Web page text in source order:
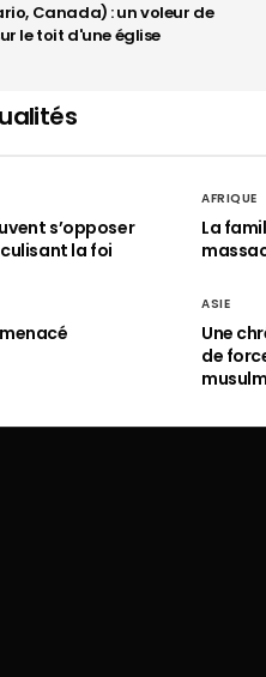
Canada) : un voleur de
le toit d'une église
s’opposer
la foi
AFRIQUE
La
ASIE
Une
de